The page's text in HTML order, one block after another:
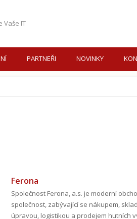
Vaše IT
PARTNEŘI NOVINKY
Ferona
Společnost Ferona, a.s. je moderní
společnost, zabývající se nákupem,
úpravou, logistikou a prodejem hutních